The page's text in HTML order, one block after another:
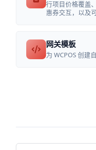
行项目价格覆盖
惠券交互，以及
网关模板
为 WCPOS 创建